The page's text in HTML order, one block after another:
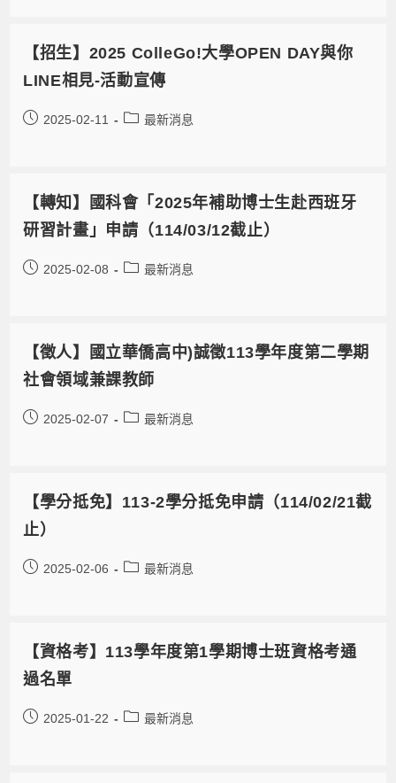
【招生】2025 ColleGo!大學OPEN DAY與你
LINE相見-活動宣傳
2025-02-11 最新消息
【轉知】國科會「2025年補助博士生赴西班牙
研習計畫」申請（114/03/12截止）
2025-02-08 最新消息
【徵人】國立華僑高中)誠徵113學年度第二學期
社會領域兼課教師
2025-02-07 最新消息
【學分抵免】113-2學分抵免申請（114/02/21截
止）
2025-02-06 最新消息
【資格考】113學年度第1學期博士班資格考通
過名單
2025-01-22 最新消息